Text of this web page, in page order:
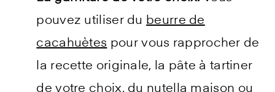
pouvez utiliser du beurre de
cacahuètes pour vous rapprocher de
la recette originale, la pâte à tartiner
de votre choix, du nutella maison ou